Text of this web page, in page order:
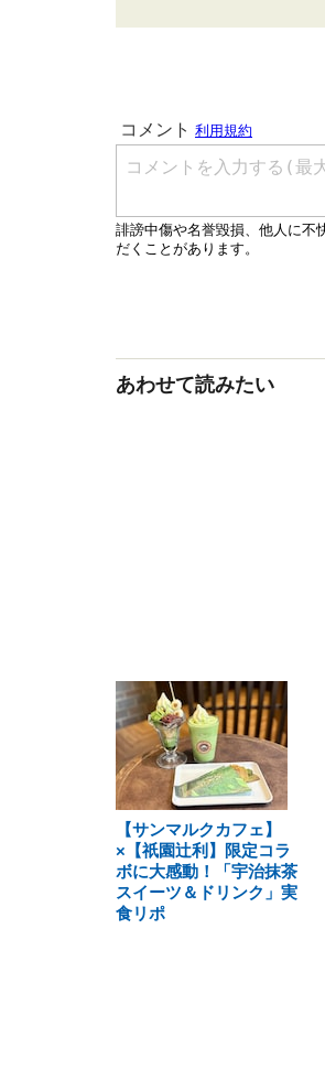
あわせて読みたい
【サンマルクカフェ】
×【祇園辻利】限定コラ
ボに大感動！「宇治抹茶
スイーツ＆ドリンク」実
食リポ